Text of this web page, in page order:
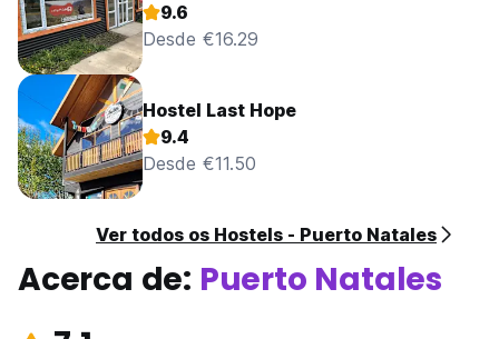
9.6
Desde €16.29
Hostel Last Hope
9.4
Desde €11.50
Ver todos os Hostels - Puerto Natales
Acerca de: Puerto Natales